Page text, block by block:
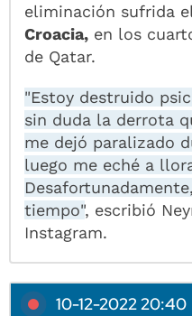
eliminación sufrida
Croacia, en los
de Qatar.
"Estoy destruido
sin duda la derrota
me dejó paralizado
luego me eché a
tiempo", escribió
Instagram.
10-12-2022 20:40